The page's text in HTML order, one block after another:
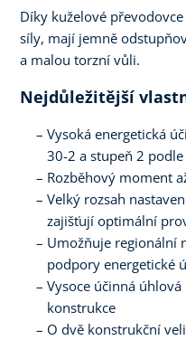
Díky kuželové
síly, mají jemně
a malou torzní vůli.
Nejdůležitější
Vysoká energetická
30-2 a stupeň 2
Rozběhový moment
Velký rozsah
zajišťují optimální
Umožňuje regionální
podpory energetické
Vysoce účinná
konstrukce
O dvě konstrukční